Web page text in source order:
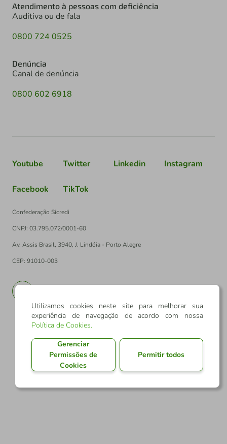
Atendimento à pessoas com deficiência
Auditiva ou de fala
0800 724 0525
Denúncia
Canal de denúncia
0800 602 6918
Youtube Twitter Linkedin Instagram
Facebook TikTok
Confederação Sicredi
CNPJ: 03.795.072/0001-60
Av. Assis Brasil, 3940, J. Lindóia - Porto Alegre
CEP: 91010-003
Utilizamos cookies neste site para melhorar sua
experiência de navegação de acordo com nossa
Política de Cookies.
Gerenciar
Permissões de
Cookies
Permitir todos